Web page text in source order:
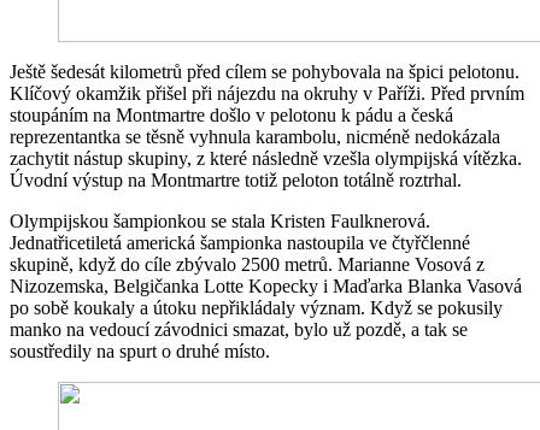
Ještě šedesát kilometrů před cílem se pohybovala na špici pelotonu.
Klíčový okamžik přišel při nájezdu na okruhy v Paříži. Před prvním
stoupáním na Montmartre došlo v pelotonu k pádu a česká
reprezentantka se těsně vyhnula karambolu, nicméně nedokázala
zachytit nástup skupiny, z které následně vzešla olympijská vítězka.
Úvodní výstup na Montmartre totiž peloton totálně roztrhal.
Olympijskou šampionkou se stala Kristen Faulknerová.
Jednatřicetiletá americká šampionka nastoupila ve čtyřčlenné
skupině, když do cíle zbývalo 2500 metrů. Marianne Vosová z
Nizozemska, Belgičanka Lotte Kopecky i Maďarka Blanka Vasová
po sobě koukaly a útoku nepřikládaly význam. Když se pokusily
manko na vedoucí závodnici smazat, bylo už pozdě, a tak se
soustředily na spurt o druhé místo.